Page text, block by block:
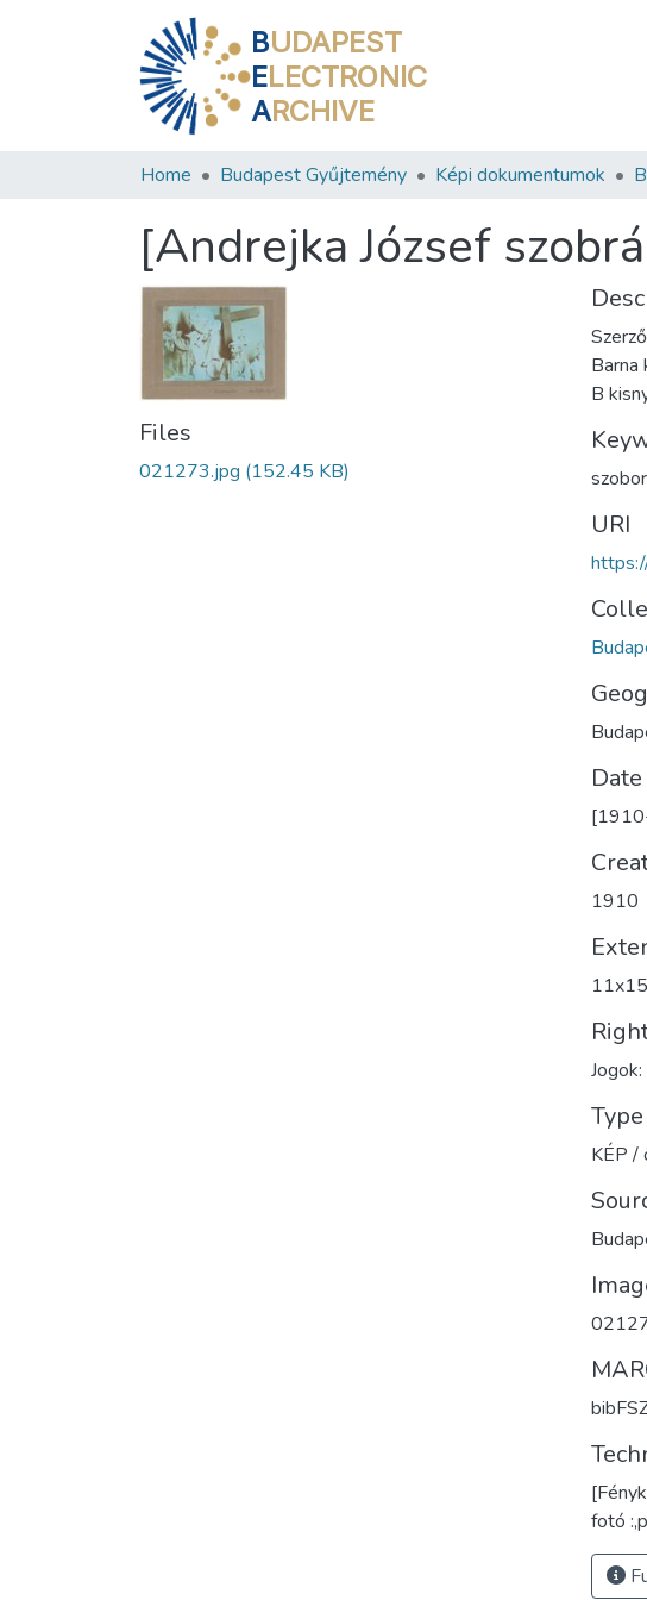
BUDAPEST
ELECTRONIC
ARCHIVE
Home Budapest Gyűjtemény Képi dokumentumok
[Andrejka József
Files
021273.jpg (152.45 KB)
Barna
B
szobor
URI
Date
1910
Type
KÉP /
fotó